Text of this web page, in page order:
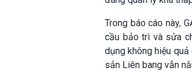
Trong báo cáo này,
cầu bảo trì và sửa
dụng không hiệu
sản Liên bang vẫn